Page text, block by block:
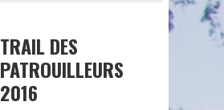
TRAIL DES
PATROUILLEURS
2016